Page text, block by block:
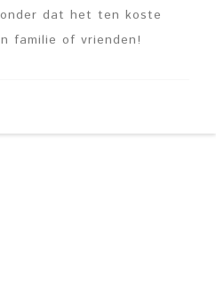
dat het ten koste
familie of vrienden!